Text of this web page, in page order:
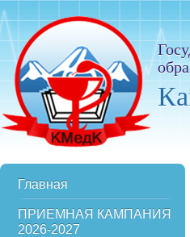
Главная
ПРИЕМНАЯ КАМПАНИЯ
2026-2027